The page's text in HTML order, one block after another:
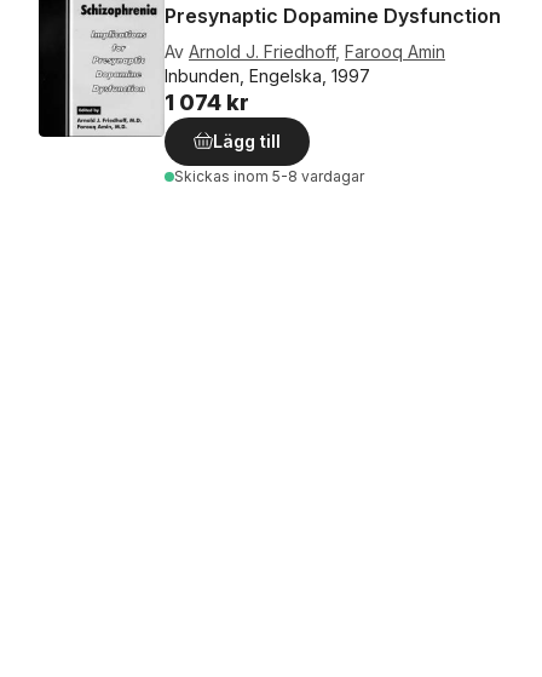
Presynaptic Dopamine Dysfunction
Av Arnold J. Friedhoff, Farooq Amin
Inbunden, Engelska, 1997
1 074 kr
Lägg till
Skickas inom 5-8 vardagar